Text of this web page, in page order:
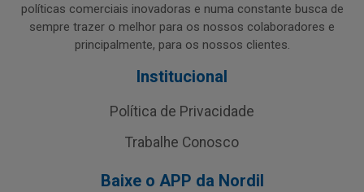
políticas comerciais inovadoras e numa constante busca de
sempre trazer o melhor para os nossos colaboradores e
principalmente, para os nossos clientes.
Institucional
Política de Privacidade
Trabalhe Conosco
Baixe o APP da Nordil